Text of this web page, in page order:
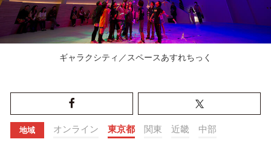
ギャラクシティ／スペースあすれちっく
地域 オンライン 東京都 関東 近畿 中部